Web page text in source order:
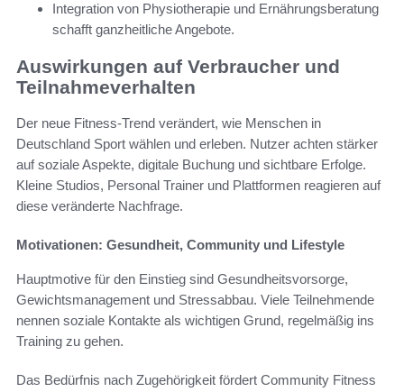
Integration von Physiotherapie und Ernährungsberatung
schafft ganzheitliche Angebote.
Auswirkungen auf Verbraucher und
Teilnahmeverhalten
Der neue Fitness-Trend verändert, wie Menschen in
Deutschland Sport wählen und erleben. Nutzer achten stärker
auf soziale Aspekte, digitale Buchung und sichtbare Erfolge.
Kleine Studios, Personal Trainer und Plattformen reagieren auf
diese veränderte Nachfrage.
Motivationen: Gesundheit, Community und Lifestyle
Hauptmotive für den Einstieg sind Gesundheitsvorsorge,
Gewichtsmanagement und Stressabbau. Viele Teilnehmende
nennen soziale Kontakte als wichtigen Grund, regelmäßig ins
Training zu gehen.
Das Bedürfnis nach Zugehörigkeit fördert Community Fitness